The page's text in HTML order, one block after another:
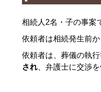
相続人2名・子の事案
依頼者は相続発生前
依頼者は、葬儀の執
され 、弁護士に交渉